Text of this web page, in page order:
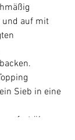
und auf mit
Sieb in eine
sofort über